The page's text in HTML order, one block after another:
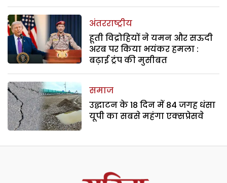
अंतरराष्ट्रीय
हूती विद्रोहियों ने यमन और सऊदी
अरब पर किया भयंकर हमला :
बढ़ाई ट्रंप की मुसीबत
समाज
उद्घाटन के 18 दिन में 84 जगह धंसा
यूपी का सबसे महंगा एक्सप्रेसवे